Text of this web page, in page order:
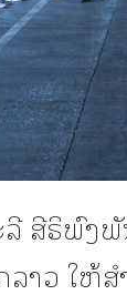
ສີຣິພົງ
າວ ໃຫ້ສໍ